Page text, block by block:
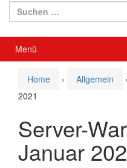
Suchen
nach:
Menü
Home › Allgemein ›
2021
Server-
Januar